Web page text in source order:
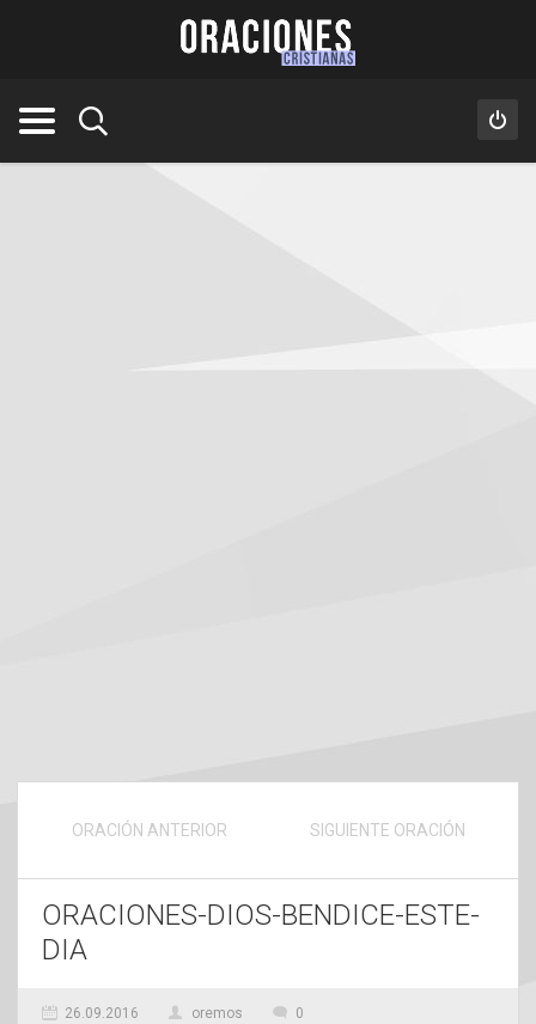
ORACIÓN ANTERIOR SIGUIENTE ORACIÓN
ORACIONES-DIOS-BENDICE-ESTE-
DIA
26.09.2016 oremos 0